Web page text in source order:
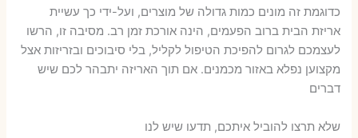
כדוגמת זה מונים כמות גדולה של מוצרים, ועל-ידי כך עשיית
אריזת הבית ברוב הפעמים, הינה אורכת זמן רב. מסיבה זו, הרשו
לעצמכם לגרום להפיכת הטיפול לקליל, בלי סיבוכים ובזריזות אצל
מקצוען נפלא באזור מכמנים. אם תוך האריזה יתבהר לכם שיש
דברים
שלא תרצו להוביל איתכם, תדעו שיש לנו